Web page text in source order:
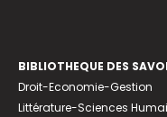
BIBLIOTHEQUE DES
Droit-Economie-Gestion
Littérature-Sciences